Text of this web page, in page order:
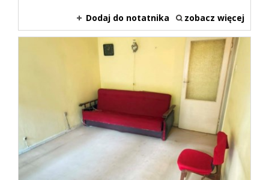
Dodaj do notatnika zobacz więcej